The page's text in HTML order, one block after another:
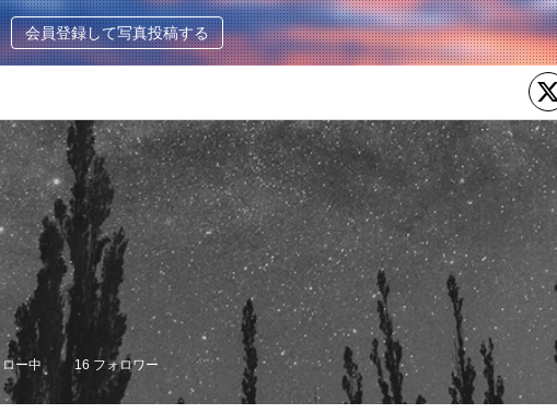
会員登録して写真投稿する
ー中 16 フォロワー